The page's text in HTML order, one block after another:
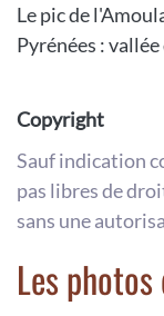
Le pic de
Pyrénées : vallée
Copyright
Sauf indication
pas libres de
sans une
Les